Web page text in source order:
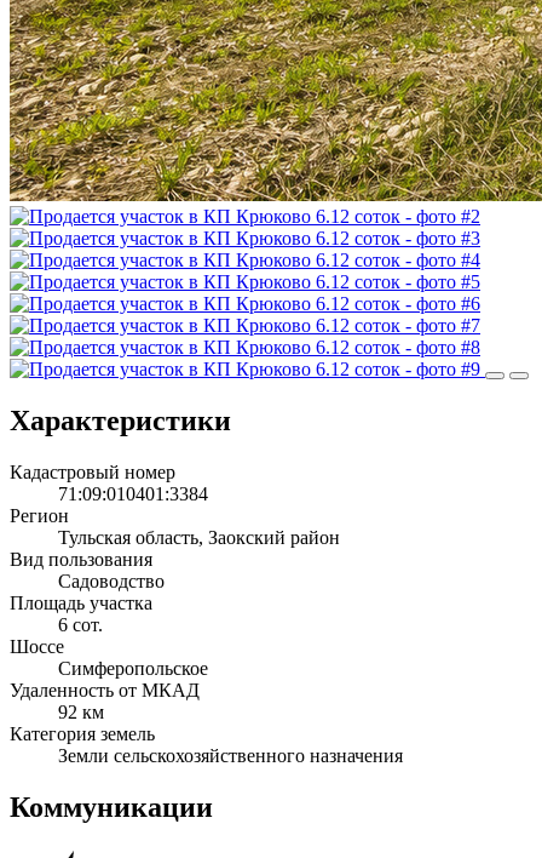
Характеристики
Кадастровый номер
71:09:010401:3384
Регион
Тульская область, Заокский район
Вид пользования
Садоводство
Площадь участка
6 сот.
Шоссе
Симферопольское
Удаленность от МКАД
92 км
Категория земель
Земли сельскохозяйственного назначения
Коммуникации